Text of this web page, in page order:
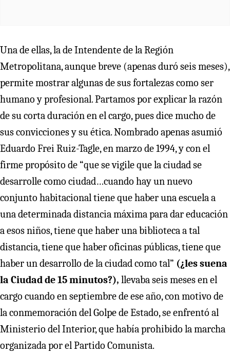
Una de ellas, la de Intendente de la Región
Metropolitana, aunque breve (apenas duró seis meses),
permite mostrar algunas de sus fortalezas como ser
humano y profesional. Partamos por explicar la razón
de su corta duración en el cargo, pues dice mucho de
sus convicciones y su ética. Nombrado apenas asumió
Eduardo Frei Ruiz-Tagle, en marzo de 1994, y con el
firme propósito de “que se vigile que la ciudad se
desarrolle como ciudad…cuando hay un nuevo
conjunto habitacional tiene que haber una escuela a
una determinada distancia máxima para dar educación
a esos niños, tiene que haber una biblioteca a tal
distancia, tiene que haber oficinas públicas, tiene que
haber un desarrollo de la ciudad como tal” (¿les suena
la Ciudad de 15 minutos?), llevaba seis meses en el
cargo cuando en septiembre de ese año, con motivo de
la conmemoración del Golpe de Estado, se enfrentó al
Ministerio del Interior, que había prohibido la marcha
organizada por el Partido Comunista.